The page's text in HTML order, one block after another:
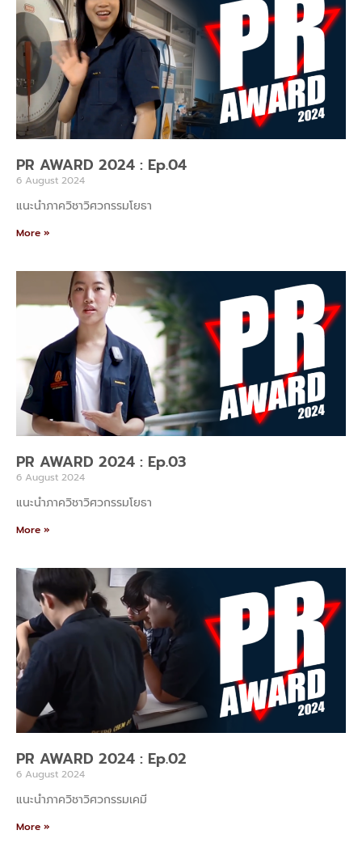
PR AWARD 2024 : Ep.04
6 August 2024
แนะนำภาควิชาวิศวกรรมโยธา
More »
PR AWARD 2024 : Ep.03
6 August 2024
แนะนำภาควิชาวิศวกรรมโยธา
More »
PR AWARD 2024 : Ep.02
6 August 2024
แนะนำภาควิชาวิศวกรรมเคมี
More »